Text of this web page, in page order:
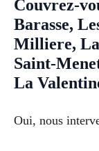
Couvrez-
Barasse,
Milliere,
Saint-
La
Oui, nous